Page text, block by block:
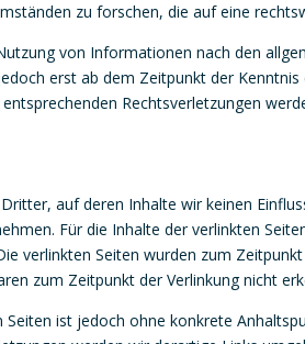
zu forschen, die auf eine
von Informationen nach den
erst ab dem Zeitpunkt der
Rechtsverletzungen
auf deren Inhalte wir keinen
Für die Inhalte der verlinkten
verlinkten Seiten wurden zum
zum Zeitpunkt der Verlinkung nicht
ist jedoch ohne konkrete